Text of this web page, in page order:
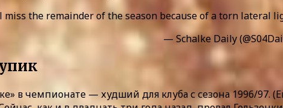
miss the remainder of the season because of a torn lateral
— Schalke Daily
в чемпионате — худший для клуба с сезона 1996/97.